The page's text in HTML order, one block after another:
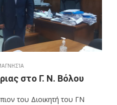
στο Γ. Ν. Βόλου
του Διοικητή του ΓΝ